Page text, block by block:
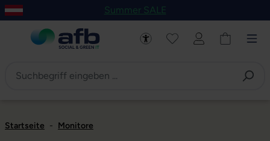
Hauptinhalt springen
Zur Navigation der B2B-Plattform springen
Summer SALE
Startseite - Monitore